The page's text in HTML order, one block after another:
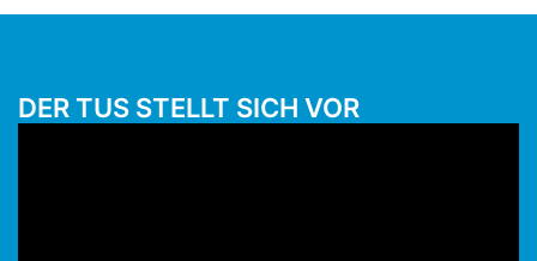
DER TUS STELLT SICH VOR